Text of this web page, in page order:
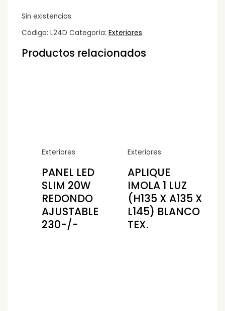
Sin existencias
Código: L24D Categoría: Exteriores
Productos relacionados
Exteriores
PANEL LED
SLIM 20W
REDONDO
AJUSTABLE
230-/-
Exteriores
APLIQUE
IMOLA 1 LUZ
(H135 X A135 X
L145) BLANCO
TEX.